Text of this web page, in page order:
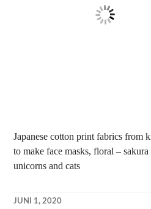
Japanese cotton print fabrics from
to make face masks, floral –
unicorns and cats
JUNI 1, 2020